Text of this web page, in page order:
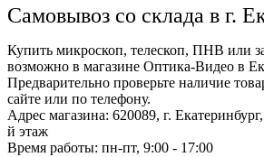
Самовывоз со склада в г.
Купить микроскоп, телескоп, ПНВ или
возможно в магазине Оптика-Видео в
Предварительно проверьте наличие
сайте или по телефону.
Адрес магазина: 620089, г.
й этаж
Время работы: пн-пт, 9:00 - 17:00